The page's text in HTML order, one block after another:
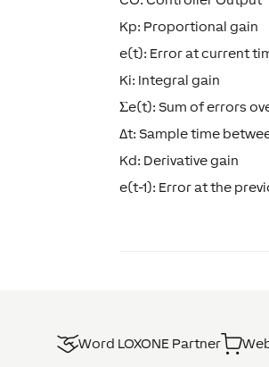
Kp: Proportional gain
e(t): Error at current
Ki: Integral gain
Σe(t): Sum of errors
Δt: Sample time
Kd: Derivative gain
e(t-1): Error at the
Word LOXONE Partner